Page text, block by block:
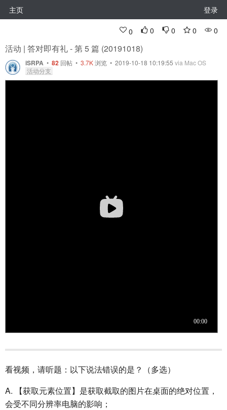
主页 登录
0 0 0 0 0
活动 | 答对即有礼 - 第 5 篇 (20191018)
iSRPA • 82 回帖 • 3.7K浏览 • 2019-10-18 10:19:55 via Mac OS
活动分支
看视频，请听题：以下说法错误的是？（多选）
A. 【获取元素位置】是获取截取的图片在桌面的绝对位置，
会受不同分辨率电脑的影响；